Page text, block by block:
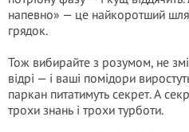
напевно» — це найкоротший
грядок.
Тож вибирайте з розумом, не
відрі — і ваші помідори
паркан питатимуть секрет. А
трохи знань і трохи турботи.